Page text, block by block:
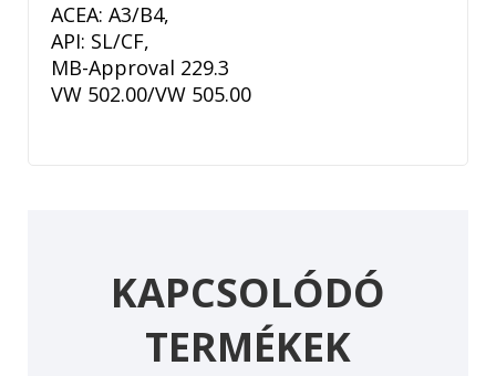
ACEA: A3/B4,
API: SL/CF,
MB-Approval 229.3
VW 502.00/VW 505.00
KAPCSOLÓDÓ
TERMÉKEK